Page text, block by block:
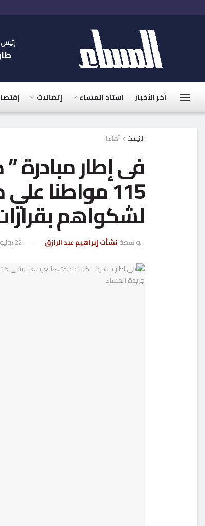
آخر الأخبار استاد المساء إتصالات
الرئيسية أهالينا
فى إطار مبادرة
لشكواهم
بواسطة نشأت إبراهيم عبد الرازق 22 يونيو، 2026